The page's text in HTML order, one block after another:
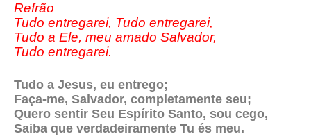
Refrão
Tudo entregarei, Tudo entregarei,
Tudo a Ele, meu amado Salvador,
Tudo entregarei.
Tudo a Jesus, eu entrego;
Faça-me, Salvador, completamente seu;
Quero sentir Seu Espírito Santo, sou cego,
Saiba que verdadeiramente Tu és meu.